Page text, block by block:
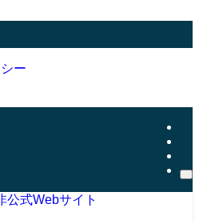
ー
公式Webサイト